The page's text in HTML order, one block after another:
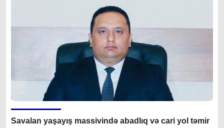
Savalan yaşayış massivində abadlıq və cari yol təmir